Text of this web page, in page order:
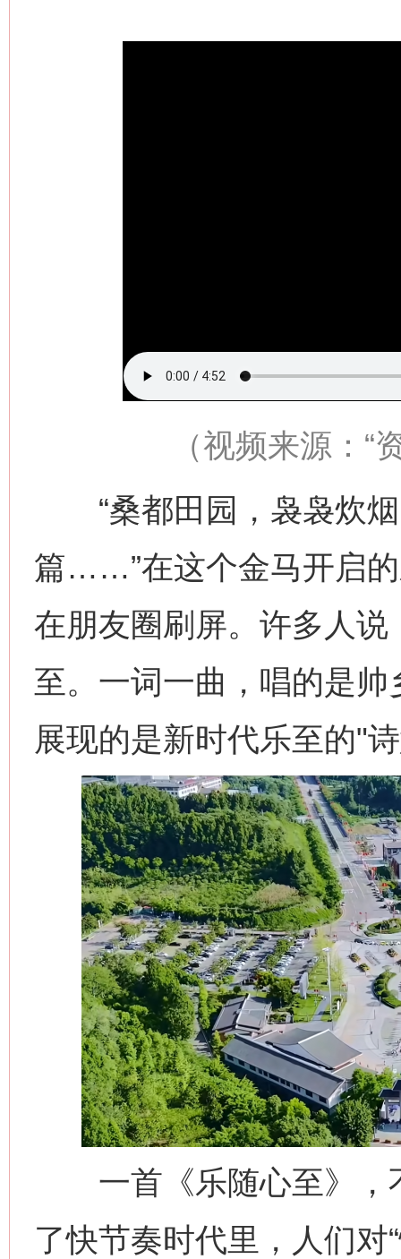
（视频来源： “
“桑都田园，袅袅炊
篇……”在这个金马开启
在朋友圈刷屏。许多人
至。一词一曲，唱的是
展现的是新时代乐至的"
一首《乐随心至》，
了快节奏时代里，人们对